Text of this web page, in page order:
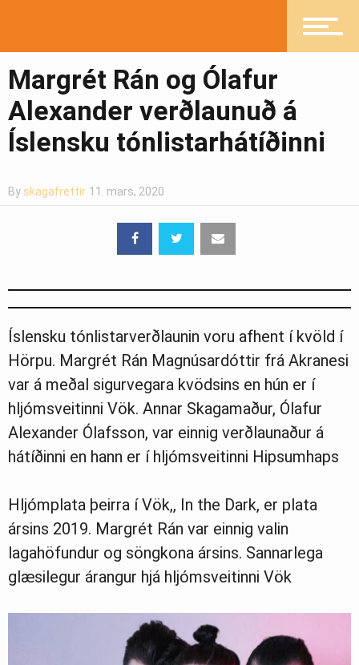
Mannlíf
Heilsueflandi samfélag
Greinasafn
Ljósmyndasafn
Margrét Rán og Ólafur
Alexander verðlaunuð á
Íslensku tónlistarhátíðinni
By skagafrettir 11. mars, 2020
Íslensku tónlistarverðlaunin voru afhent í kvöld í
Hörpu. Margrét Rán Magnúsardóttir frá Akranesi
var á meðal sigurvegara kvödsins en hún er í
hljómsveitinni Vök. Annar Skagamaður, Ólafur
Alexander Ólafsson, var einnig verðlaunaður á
hátíðinni en hann er í hljómsveitinni Hipsumhaps
Hljómplata þeirra í Vök,, In the Dark, er plata
ársins 2019. Margrét Rán var einnig valin
lagahöfundur og söngkona ársins. Sannarlega
glæsilegur árangur hjá hljómsveitinni Vök